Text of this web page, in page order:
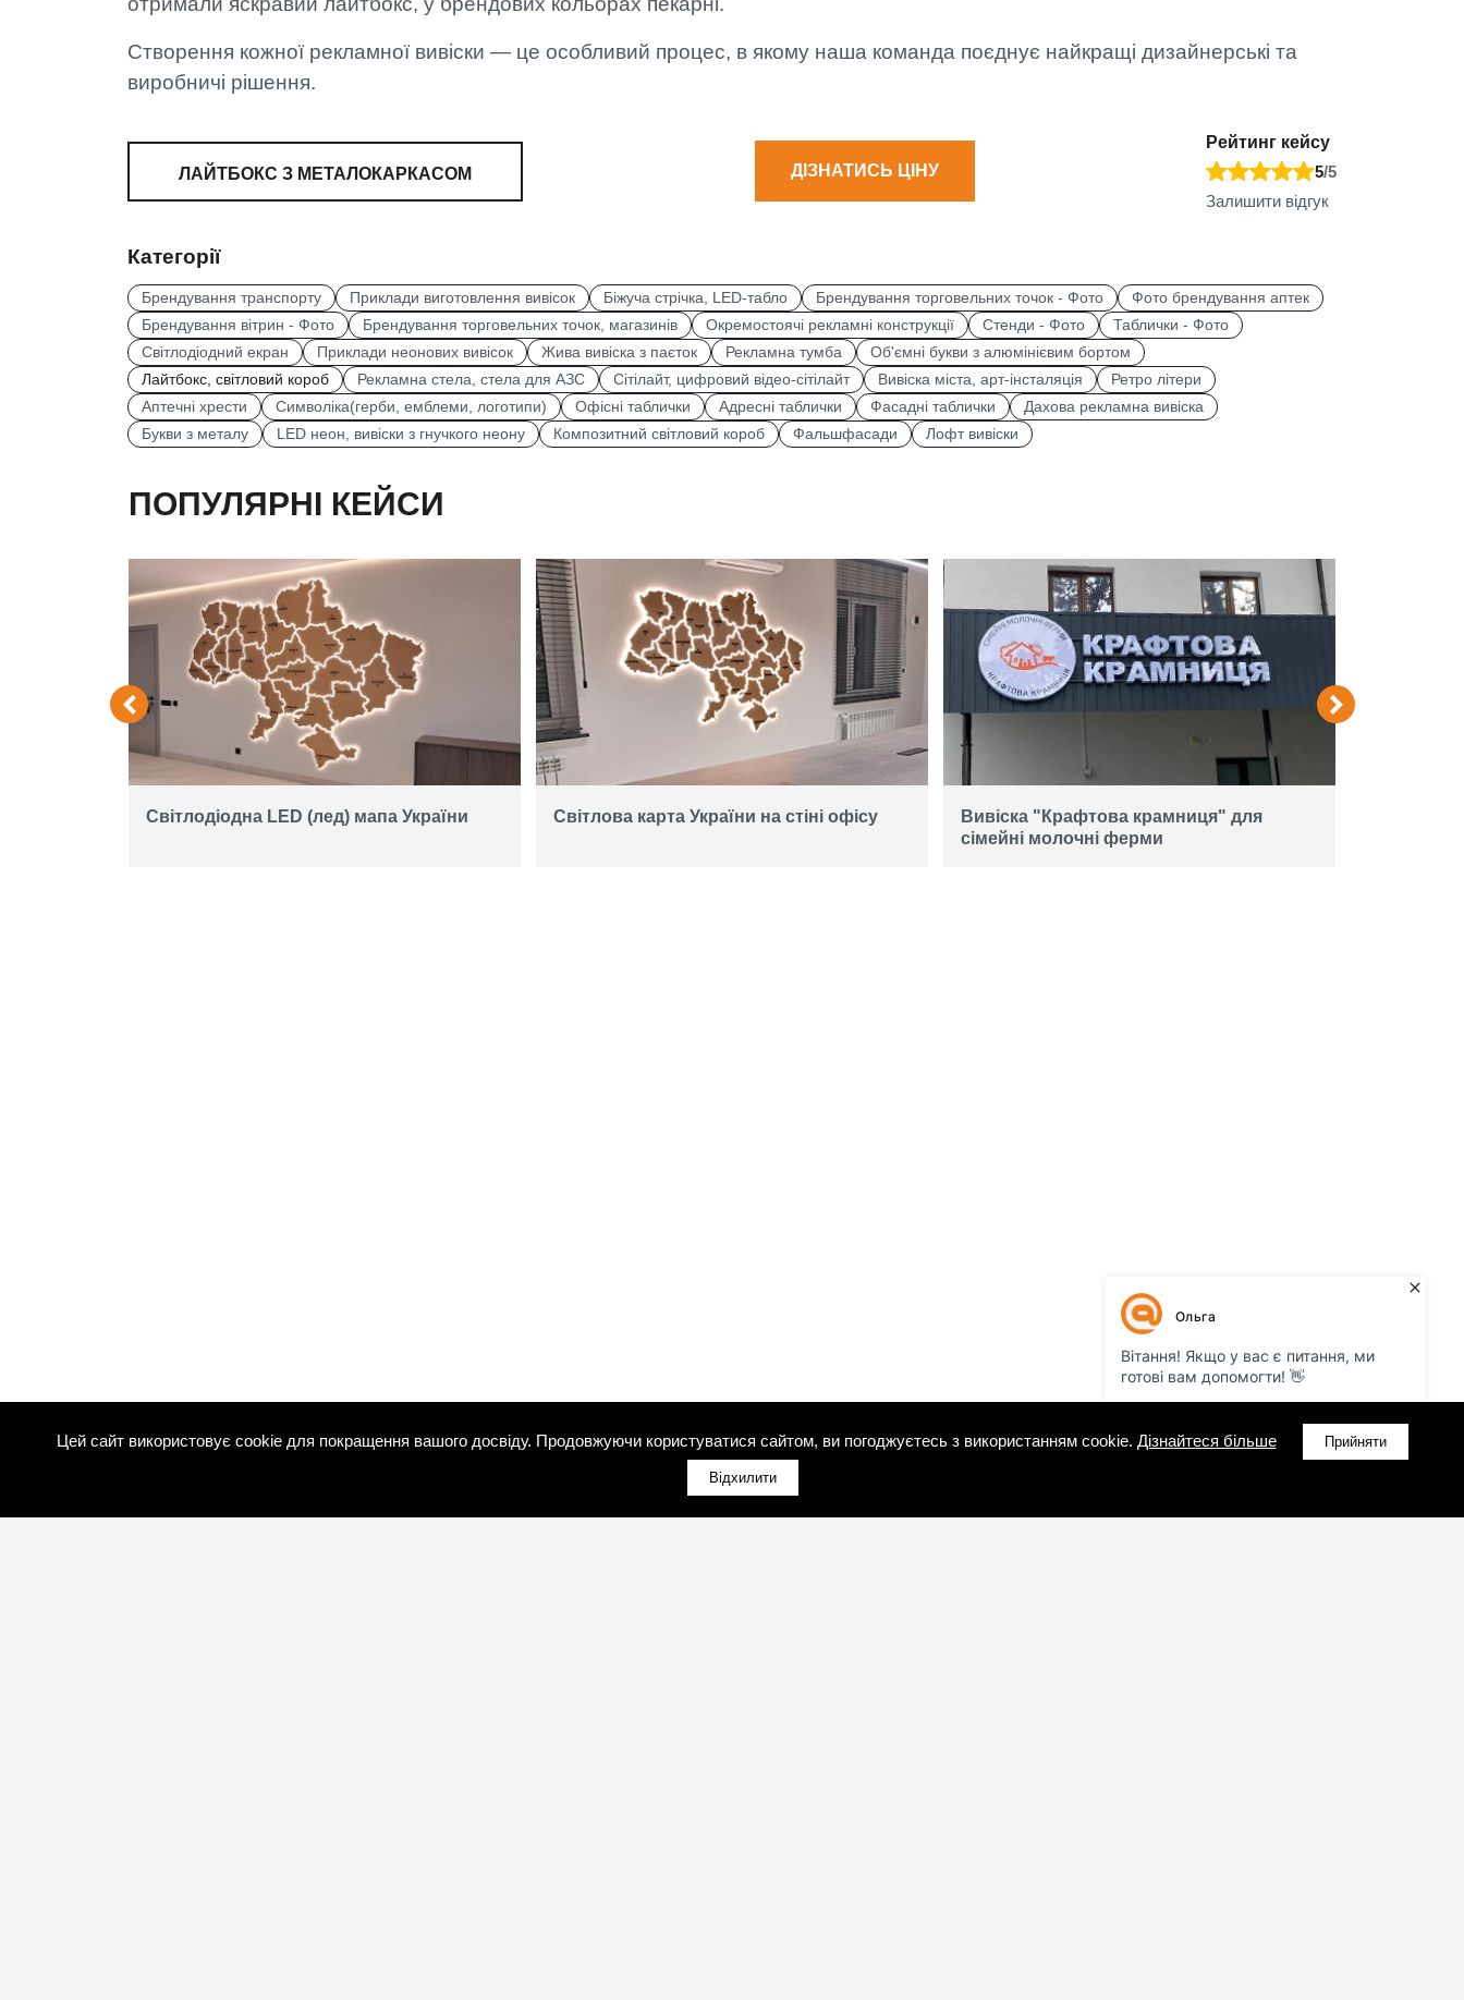
Створення кожної рекламної вивіски — це особливий процес, в якому наша команда поєднує найкращі дизайнерські та
виробничі рішення.
ЛАЙТБОКС З МЕТАЛОКАРКАСОМ ДІЗНАТИСЬ ЦІНУ
Рейтинг кейсу
5/5
Залишити відгук
Категорії
Брендування транспорту Приклади виготовлення вивісок Біжуча стрічка, LED-табло Брендування торговельних точок - Фото
Фото брендування аптек
Брендування вітрин - Фото
Брендування торговельних точок, магазинів Окремостоячі рекламні конструкції Стенди - Фото
Таблички - Фото
Світлодіодний екран
Приклади неонових вивісок Жива вивіска з паєток Рекламна тумба
Об'ємні букви з алюмінієвим бортом
Лайтбокс, світловий короб
Рекламна стела, стела для АЗС Сітілайт, цифровий відео-сітілайт Вивіска міста, арт-інсталяція
Ретро літери
Аптечні хрести
Символіка(герби, емблеми, логотипи) Офісні таблички Адресні таблички Фасадні таблички
Дахова рекламна вивіска
Букви з металу
LED неон, вивіски з гнучкого неону Композитний світловий короб Фальшфасади Лофт вивіски
ПОПУЛЯРНІ КЕЙСИ
Світлодіодна LED (лед) мапа України Світлова карта України на стіні офісу
Вивіска "Крафтова крамниця" для
сімейні молочні ферми
Цей сайт використовує cookie для покращення вашого досвіду. Продовжуючи користуватися сайтом, ви погоджуєтесь з використанням cookie. Дізнайтеся більше Прийняти
Відхилити